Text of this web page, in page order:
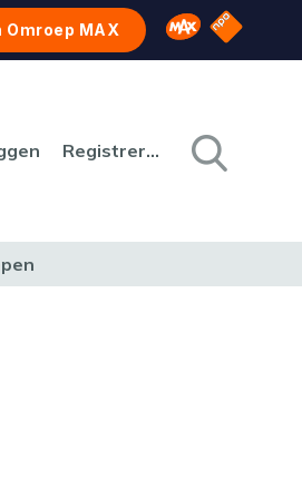
Omroep MAX Omroep MAX
NPO
Registreren